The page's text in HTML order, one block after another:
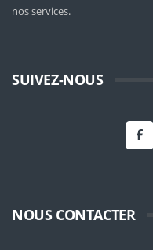
nos services.
SUIVEZ-NOUS
NOUS CONTACTER